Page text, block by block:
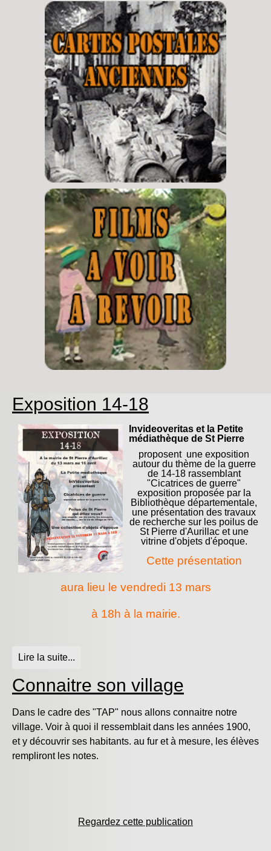
Exposition 14-18
Invideoveritas et la Petite
médiathèque de St Pierre
proposent une exposition
autour du thème de la guerre
de 14-18 rassemblant
"Cicatrices de guerre"
exposition proposée par la
Bibliothèque départementale,
une présentation des travaux
de recherche sur les poilus de
St Pierre d'Aurillac et une
vitrine d'objets d'époque.
Cette présentation
aura lieu le vendredi 13 mars
à 18h à la mairie.
Lire la suite...
Connaitre son village
Dans le cadre des "TAP" nous allons connaitre notre
village. Voir à quoi il ressemblait dans les années 1900,
et y découvrir ses habitants. au fur et à mesure, les élèves
rempliront les notes.
Regardez cette publication